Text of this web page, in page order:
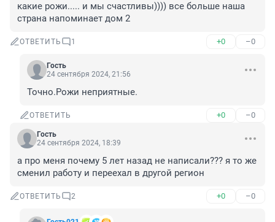
какие рожи..... и мы счастливы)))) все больше наша
страна напоминает дом 2
ОТВЕТИТЬ 1 +0 –0
Гость
24 сентября 2024, 21:56
Точно.Рожи неприятные.
ОТВЕТИТЬ +0 –0
Гость
24 сентября 2024, 18:39
а про меня почему 5 лет назад не написали??? я то же
сменил работу и переехал в другой регион
ОТВЕТИТЬ 2 +0 –0